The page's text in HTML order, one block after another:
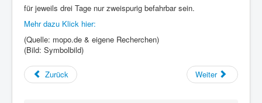
für jeweils drei Tage nur zweispurig befahrbar sein.
Mehr dazu Klick hier:
(Quelle: mopo.de & eigene Recherchen)
(Bild: Symbolbild)
Zurück Weiter